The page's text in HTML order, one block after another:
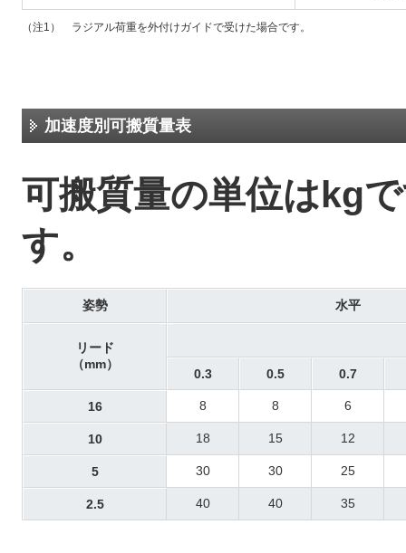
（注1） ラジアル荷重を外付けガイドで受けた場合です。
加速度別可搬質量表
可搬質量の単位はkg
す。
姿勢 水平
リード
（mm）
0.3 0.5 0.7
16 8 8 6
10 18 15 12
5 30 30 25
2.5 40 40 35